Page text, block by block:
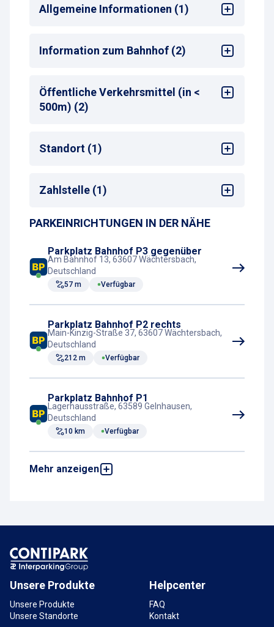
Allgemeine Informationen (1)
Max. Parkdauer
: max. 11 Tage oder
Monatsparkschein
Information zum Bahnhof (2)
Bahnhof
: Wächtersbach
Entfernung zum nächsten Bahnhofseingang
50-99 m
Öffentliche Verkehrsmittel (in <
500m) (2)
Bus-Haltestelle
Zug-Haltestelle
Standort (1)
Bahnhof
Zahlstelle (1)
Parkscheinautomat
PARKEINRICHTUNGEN IN DER NÄHE
Parkplatz Bahnhof P3 gegenüber
Am Bahnhof 13, 63607 Wächtersbach,
Deutschland
57 m Verfügbar
Parkplatz Bahnhof P2 rechts
Main-Kinzig-Straße 37, 63607 Wächtersbach,
Deutschland
212 m Verfügbar
Parkplatz Bahnhof P1
Lagerhausstraße, 63589 Gelnhausen,
Deutschland
10 km Verfügbar
Mehr anzeigen
Parkplatz Bahnhof Rückseite P2
Parkplatz Bahnhof P1
Bahnhofstraße 1, 36396 Steinau an der
Straße, Deutschland
Unsere Produkte
Unsere Produkte
Unsere Standorte
Helpcenter
FAQ
Kontakt